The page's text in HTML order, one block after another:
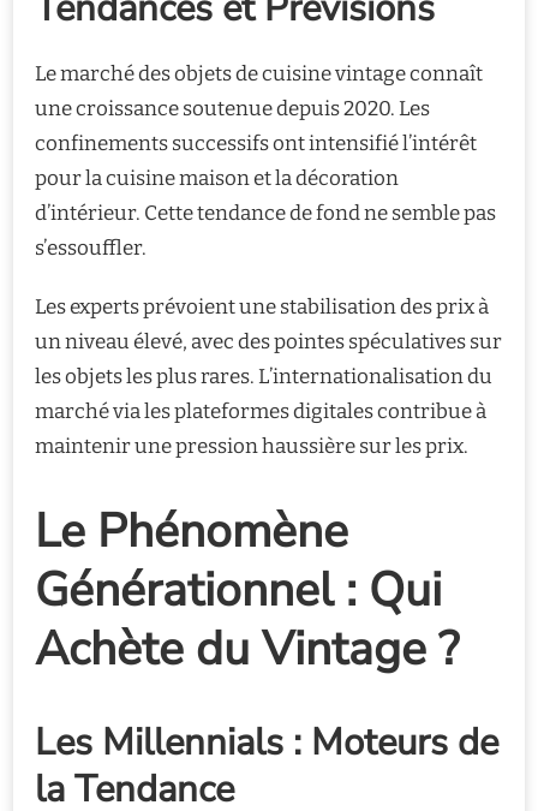
Le marché des objets de cuisine vintage connaît
une croissance soutenue depuis 2020. Les
confinements successifs ont intensifié l’intérêt
pour la cuisine maison et la décoration
d’intérieur. Cette tendance de fond ne semble pas
s’essouffler.
Les experts prévoient une stabilisation des prix à
un niveau élevé, avec des pointes spéculatives sur
les objets les plus rares. L’internationalisation du
marché via les plateformes digitales contribue à
maintenir une pression haussière sur les prix.
Le Phénomène
Générationnel : Qui
Achète du Vintage ?
Les Millennials : Moteurs de
la Tendance